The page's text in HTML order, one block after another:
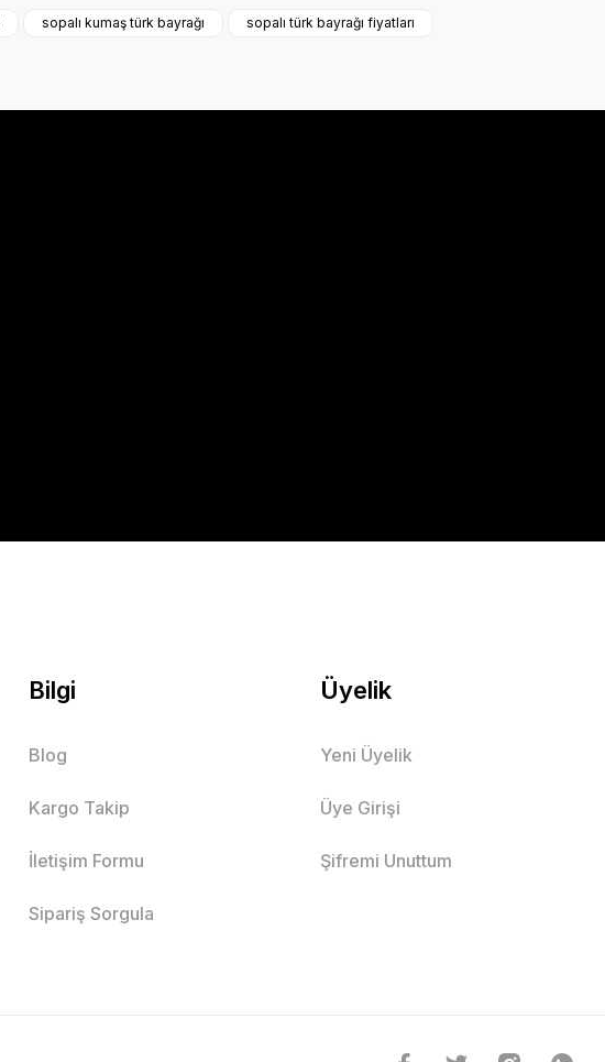
sopalı kumaş türk bayrağı
sopalı türk bayrağı fiyatları
Bilgi
Blog
Kargo Takip
İletişim Formu
Sipariş Sorgula
Üyelik
Yeni Üyelik
Üye Girişi
Şifremi Unuttum